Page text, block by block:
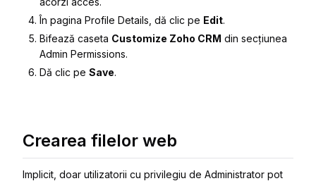
În pagina Profile Details , dă clic pe Edit.
Bifează caseta Customize Zoho CRM din secțiunea
Admin Permissions.
Dă clic pe Save.
Crearea filelor web
Implicit, doar utilizatorii cu privilegiu de Administrator pot